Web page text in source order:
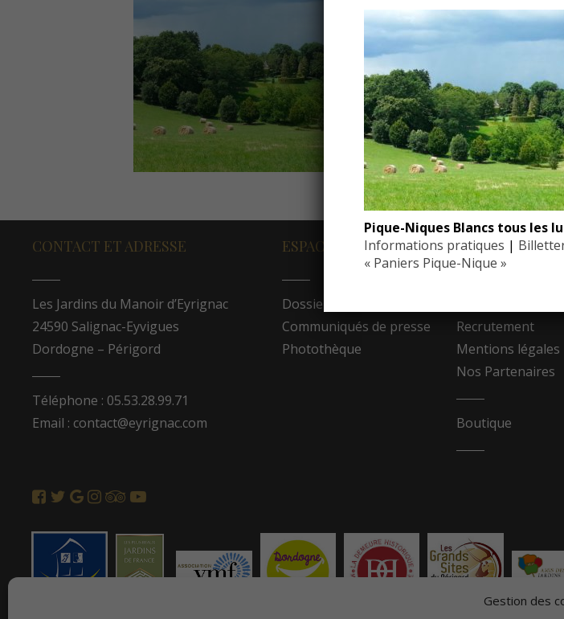
Gestion des
CONTACT ET ADRESSE
Les Jardins du Manoir d’Eyrignac
24590 Salignac-Eyvigues
Dordogne – Périgord
Téléphone : 05.53.28.99.71
Email : contact@eyrignac.com
ESPACE PRESSE
Dossier de presse
Communiqués de presse
Photothèque
Recrutement
Mentions légales
Nos Partenaires
Boutique
Pique-Niques Blancs tous les
Informations pratiques |
« Paniers Pique-Nique »